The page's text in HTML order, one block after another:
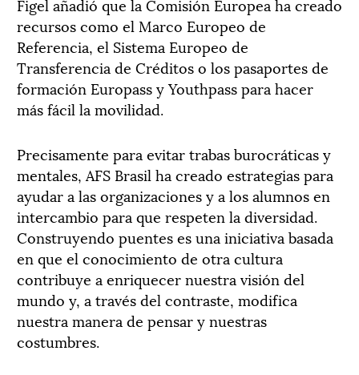
recursos como el Marco Europeo de
Referencia, el Sistema Europeo de
Transferencia de Créditos o los pasaportes de
formación Europass y Youthpass para hacer
más fácil la movilidad.
Precisamente para evitar trabas burocráticas y
mentales, AFS Brasil ha creado estrategias para
ayudar a las organizaciones y a los alumnos en
intercambio para que respeten la diversidad.
Construyendo puentes es una iniciativa basada
en que el conocimiento de otra cultura
contribuye a enriquecer nuestra visión del
mundo y, a través del contraste, modifica
nuestra manera de pensar y nuestras
costumbres.